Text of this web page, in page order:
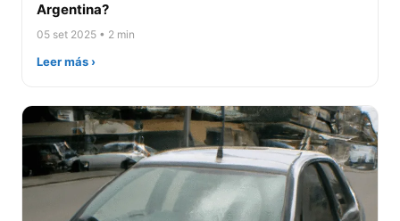
Argentina?
05 set 2025 • 2 min
Leer más ›